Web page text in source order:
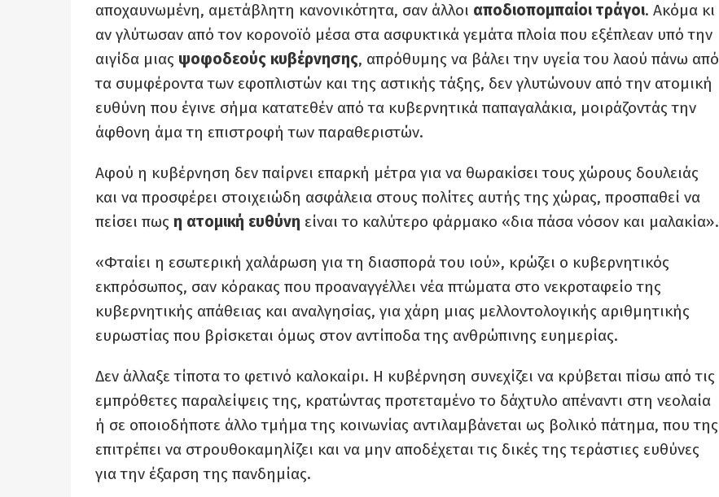
αποχαυνωμένη, αμετάβλητη κανονικότητα, σαν άλλοι αποδιοπομπαίοι τράγοι. Ακόμα κι
αν γλύτωσαν από τον κορονοϊό μέσα στα ασφυκτικά γεμάτα πλοία που εξέπλεαν υπό την
αιγίδα μιας ψοφοδεούς κυβέρνησης, απρόθυμης να βάλει την υγεία του λαού πάνω από
τα συμφέροντα των εφοπλιστών και της αστικής τάξης, δεν γλυτώνουν από την ατομική
ευθύνη που έγινε σήμα κατατεθέν από τα κυβερνητικά παπαγαλάκια, μοιράζοντάς την
άφθονη άμα τη επιστροφή των παραθεριστών.
Αφού η κυβέρνηση δεν παίρνει επαρκή μέτρα για να θωρακίσει τους χώρους δουλειάς
και να προσφέρει στοιχειώδη ασφάλεια στους πολίτες αυτής της χώρας, προσπαθεί να
πείσει πως η ατομική ευθύνη είναι το καλύτερο φάρμακο «δια πάσα νόσον και μαλακία».
«Φταίει η εσωτερική χαλάρωση για τη διασπορά του ιού», κρώζει ο κυβερνητικός
εκπρόσωπος, σαν κόρακας που προαναγγέλλει νέα πτώματα στο νεκροταφείο της
κυβερνητικής απάθειας και αναλγησίας, για χάρη μιας μελλοντολογικής αριθμητικής
ευρωστίας που βρίσκεται όμως στον αντίποδα της ανθρώπινης ευημερίας.
Δεν άλλαξε τίποτα το φετινό καλοκαίρι. Η κυβέρνηση συνεχίζει να κρύβεται πίσω από τις
εμπρόθετες παραλείψεις της, κρατώντας προτεταμένο το δάχτυλο απέναντι στη νεολαία
ή σε οποιοδήποτε άλλο τμήμα της κοινωνίας αντιλαμβάνεται ως βολικό πάτημα, που της
επιτρέπει να στρουθοκαμηλίζει και να μην αποδέχεται τις δικές της τεράστιες ευθύνες
για την έξαρση της πανδημίας.